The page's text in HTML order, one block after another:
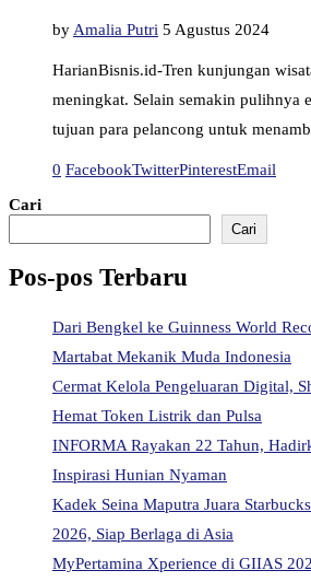
by Amalia Putri 5 Agustus 2024
HarianBisnis.id-Tren kunjungan
meningkat. Selain semakin pulihnya
tujuan para pelancong untuk
0 FacebookTwitterPinterestEmail
Cari
Cari
Pos-pos Terbaru
Dari Bengkel ke Guinness World
Martabat Mekanik Muda Indonesia
Cermat Kelola Pengeluaran Digital,
Hemat Token Listrik dan Pulsa
INFORMA Rayakan 22 Tahun,
Inspirasi Hunian Nyaman
Kadek Seina Maputra Juara
2026, Siap Berlaga di Asia
MyPertamina Xperience di GIIAS